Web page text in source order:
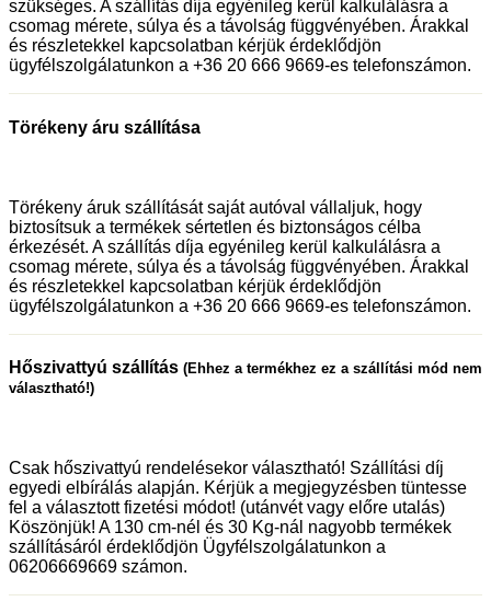
szükséges. A szállítás díja egyénileg kerül kalkulálásra a
csomag mérete, súlya és a távolság függvényében. Árakkal
és részletekkel kapcsolatban kérjük érdeklődjön
ügyfélszolgálatunkon a +36 20 666 9669-es telefonszámon.
Törékeny áru szállítása
Törékeny áruk szállítását saját autóval vállaljuk, hogy
biztosítsuk a termékek sértetlen és biztonságos célba
érkezését. A szállítás díja egyénileg kerül kalkulálásra a
csomag mérete, súlya és a távolság függvényében. Árakkal
és részletekkel kapcsolatban kérjük érdeklődjön
ügyfélszolgálatunkon a +36 20 666 9669-es telefonszámon.
Hőszivattyú szállítás (Ehhez a termékhez ez a szállítási mód nem
választható!)
Csak hőszivattyú rendelésekor választható! Szállítási díj
egyedi elbírálás alapján. Kérjük a megjegyzésben tüntesse
fel a választott fizetési módot! (utánvét vagy előre utalás)
Köszönjük! A 130 cm-nél és 30 Kg-nál nagyobb termékek
szállításáról érdeklődjön Ügyfélszolgálatunkon a
06206669669 számon.